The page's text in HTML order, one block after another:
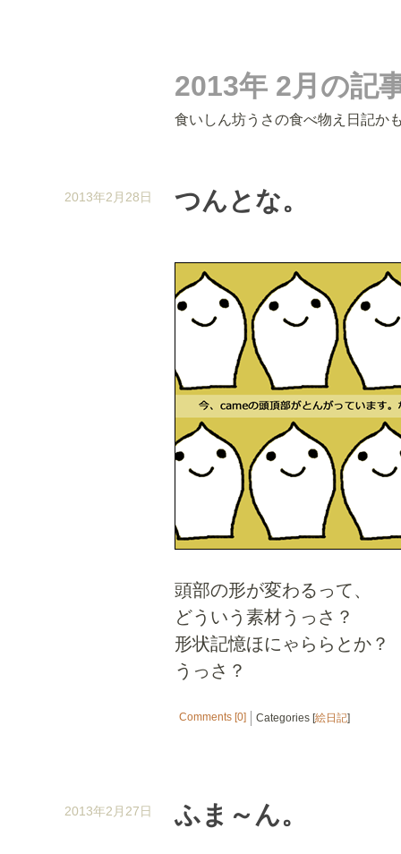
2013年 2月の記
食いしん坊うさの食べ物え日記か
2013年2月28日 つんとな。
頭部の形が変わるって、
どういう素材うっさ？
形状記憶ほにゃららとか？
うっさ？
Comments [0] Categories [絵日記]
2013年2月27日 ふま～ん。